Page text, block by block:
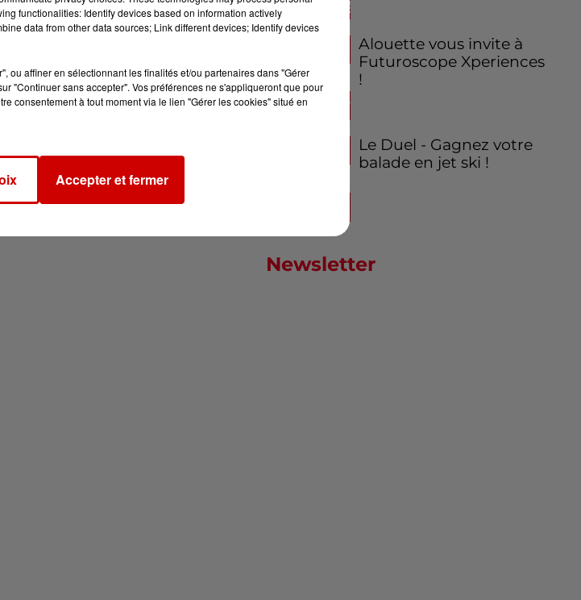
Alouette vous invite à
Futuroscope Xperiences
!
Le Duel - Gagnez votre
balade en jet ski !
Newsletter
functionalities: Identify devices based on information actively
data from other data sources; Link different devices; Identify devices
ou affiner en sélectionnant les finalités et/ou partenaires dans "Gérer
"Continuer sans accepter". Vos préférences ne s'appliqueront que pour
consentement à tout moment via le lien "Gérer les cookies" situé en
Accepter et fermer